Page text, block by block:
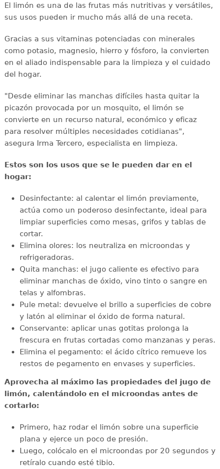
El limón es una de las frutas más nutritivas y versátiles,
sus usos pueden ir mucho más allá de una receta.
Gracias a sus vitaminas potenciadas con minerales
como potasio, magnesio, hierro y fósforo, la convierten
en el aliado indispensable para la limpieza y el cuidado
del hogar.
"Desde eliminar las manchas difíciles hasta quitar la
picazón provocada por un mosquito, el limón se
convierte en un recurso natural, económico y eficaz
para resolver múltiples necesidades cotidianas",
asegura Irma Tercero, especialista en limpieza.
Estos son los usos que se le pueden dar en el
hogar:
Desinfectante: al calentar el limón previamente,
actúa como un poderoso desinfectante, ideal para
limpiar superficies como mesas, grifos y tablas de
cortar.
Elimina olores: los neutraliza en microondas y
refrigeradoras.
Quita manchas: el jugo caliente es efectivo para
eliminar manchas de óxido, vino tinto o sangre en
telas y alfombras.
Pule metal: devuelve el brillo a superficies de cobre
y latón al eliminar el óxido de forma natural.
Conservante: aplicar unas gotitas prolonga la
frescura en frutas cortadas como manzanas y peras.
Elimina el pegamento: el ácido cítrico remueve los
restos de pegamento en envases y superficies.
Aprovecha al máximo las propiedades del jugo de
limón, calentándolo en el microondas antes de
cortarlo:
Primero, haz rodar el limón sobre una superficie
plana y ejerce un poco de presión.
Luego, colócalo en el microondas por 20 segundos y
retíralo cuando esté tibio.